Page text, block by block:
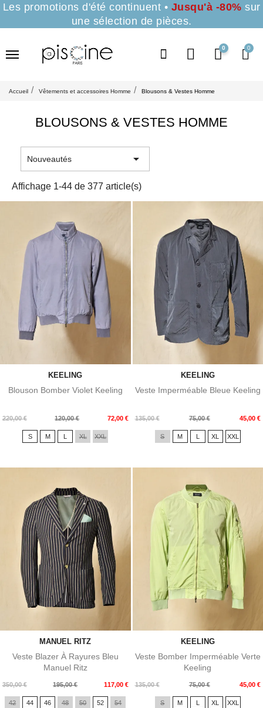
Les promotions d'été continuent • Jusqu'à -80% sur
une sélection de pièces.
0
Accueil Vêtements et accessoires Homme Blousons & Vestes Homme
BLOUSONS & VESTES HOMME
Nouveautés 
Affichage 1-44 de 377 article(s)
KEELING
Blouson Bomber Violet Keeling
220,00 €
Prix
120,00 € 72,00 €
Prix
S M L XL XXL
KEELING
Veste Imperméable Bleue Keeling
135,00 €
Prix
75,00 € 45,00 €
Prix
S M L XL XXL
MANUEL RITZ
Veste Blazer À Rayures Bleu
Manuel Ritz
350,00 €
Prix
de
195,00 € 117,00 €
Prix
42 44 46 48 50 52 54
KEELING
Veste Bomber Imperméable Verte
Keeling
135,00 €
Prix
75,00 € 45,00 €
Prix
S M L XL XXL